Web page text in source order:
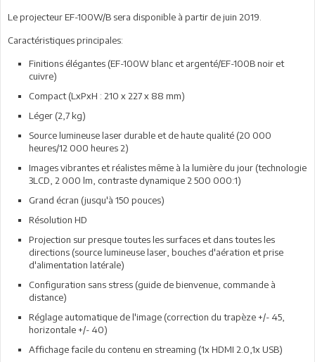
Le projecteur EF-100W/B sera disponible à partir de juin 2019.
Caractéristiques principales:
Finitions élégantes (EF-100W blanc et argenté/EF-100B noir et
cuivre)
Compact (LxPxH : 210 x 227 x 88 mm)
Léger (2,7 kg)
Source lumineuse laser durable et de haute qualité (20 000
heures/12 000 heures 2)
Images vibrantes et réalistes même à la lumière du jour (technologie
3LCD, 2 000 lm, contraste dynamique 2 500 000:1)
Grand écran (jusqu'à 150 pouces)
Résolution HD
Projection sur presque toutes les surfaces et dans toutes les
directions (source lumineuse laser, bouches d'aération et prise
d'alimentation latérale)
Configuration sans stress (guide de bienvenue, commande à
distance)
Réglage automatique de l'image (correction du trapèze +/- 45,
horizontale +/- 40)
Affichage facile du contenu en streaming (1x HDMI 2.0,1x USB)